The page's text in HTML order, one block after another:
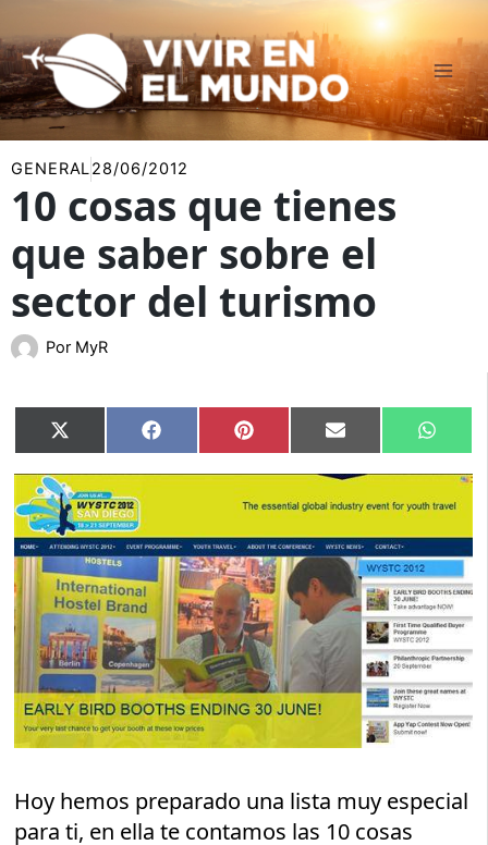
al
contenido
GENERAL28/06/2012
10 cosas que tienes
que saber sobre el
sector del turismo
Por MyR
Compartir
en
X
(Twitter)
Compartir
en
Facebook Compartir
en
Pinterest Compartir
en
Email
en
Hoy hemos preparado una lista muy especial
para ti, en ella te contamos las 10 cosas